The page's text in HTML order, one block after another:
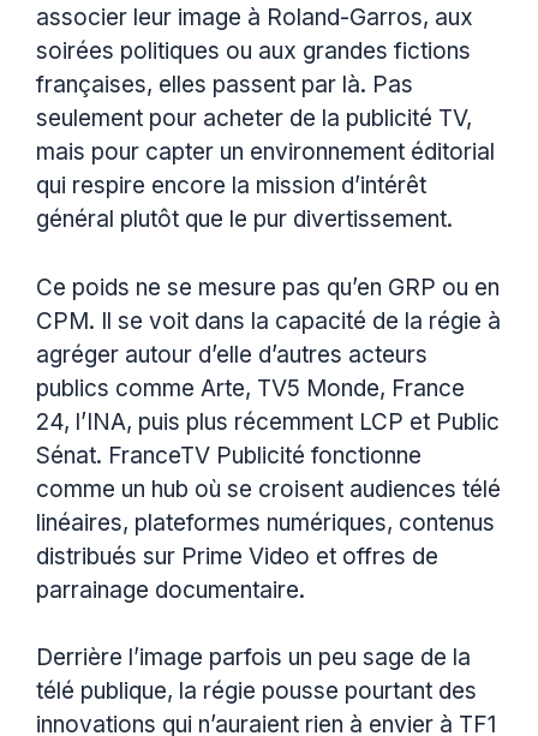
associer leur image à Roland-Garros, aux
soirées politiques ou aux grandes fictions
françaises, elles passent par là. Pas
seulement pour acheter de la publicité TV,
mais pour capter un environnement éditorial
qui respire encore la mission d’intérêt
général plutôt que le pur divertissement.
Ce poids ne se mesure pas qu’en GRP ou en
CPM. Il se voit dans la capacité de la régie à
agréger autour d’elle d’autres acteurs
publics comme Arte, TV5 Monde, France
24, l’INA, puis plus récemment LCP et Public
Sénat. FranceTV Publicité fonctionne
comme un hub où se croisent audiences télé
linéaires, plateformes numériques, contenus
distribués sur Prime Video et offres de
parrainage documentaire.
Derrière l’image parfois un peu sage de la
télé publique, la régie pousse pourtant des
innovations qui n’auraient rien à envier à TF1